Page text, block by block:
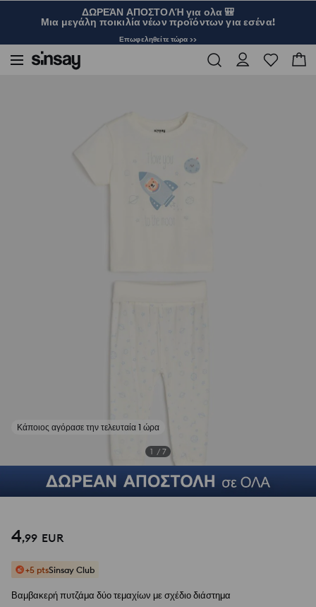
ΔΩΡΕΆΝ ΑΠΟΣΤΟΛΉ για ολα 🎒
Μια μεγάλη ποικιλία νέων προϊόντων για εσένα!
Επωφεληθείτε τώρα >>
1 / 7
4,99 EUR
+5 ptsSinsay Club
Βαμβακερή πυτζάμα δύο τεμαχίων με σχέδιο διάστημα